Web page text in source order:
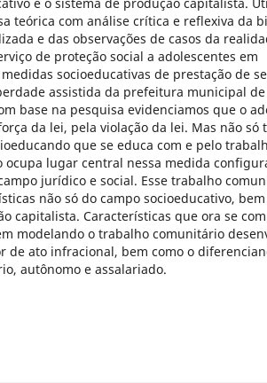
teórica com análise crítica e reflexiva da
e das observações de casos da
de proteção social a adolescentes em
socioeducativas de prestação de
assistida da prefeitura municipal de
base na pesquisa evidenciamos que o
da lei, pela violação da lei. Mas não só
que se educa com e pelo
ocupa lugar central nessa medida
jurídico e social. Esse trabalho
não só do campo socioeducativo,
capitalista. Características que ora se
modelando o trabalho comunitário
de ato infracional, bem como o
autônomo e assalariado.